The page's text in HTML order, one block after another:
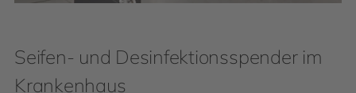
Seifen- und Desinfektionsspender im
Krankenhaus